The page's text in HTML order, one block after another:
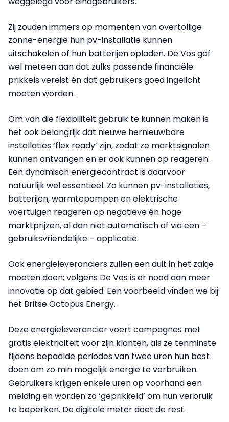
Zij zouden immers op momenten van overtollige
zonne-energie hun pv-installatie kunnen
uitschakelen of hun batterijen opladen. De Vos gaf
wel meteen aan dat zulks passende financiële
prikkels vereist én dat gebruikers goed ingelicht
moeten worden.
Om van die flexibiliteit gebruik te kunnen maken is
het ook belangrijk dat nieuwe hernieuwbare
installaties ‘flex ready’ zijn, zodat ze marktsignalen
kunnen ontvangen en er ook kunnen op reageren.
Een dynamisch energiecontract is daarvoor
natuurlijk wel essentieel. Zo kunnen pv-installaties,
batterijen, warmtepompen en elektrische
voertuigen reageren op negatieve én hoge
marktprijzen, al dan niet automatisch of via een –
gebruiksvriendelijke – applicatie.
Ook energieleveranciers zullen een duit in het zakje
moeten doen; volgens De Vos is er nood aan meer
innovatie op dat gebied. Een voorbeeld vinden we bij
het Britse Octopus Energy.
Deze energieleverancier voert campagnes met
gratis elektriciteit voor zijn klanten, als ze tenminste
tijdens bepaalde periodes van twee uren hun best
doen om zo min mogelijk energie te verbruiken.
Gebruikers krijgen enkele uren op voorhand een
melding en worden zo ‘geprikkeld’ om hun verbruik
te beperken. De digitale meter doet de rest.